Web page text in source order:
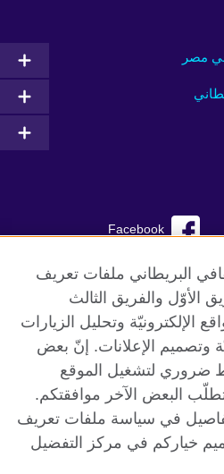
مصر
Facebook
YouTube
TikTok
العالمي
البريطاني ملفات تعريف
الأوّل والفريق الثالث
الإلكترونيّة وتحليل الزيارات
وتصميم الإعلانات. إنّ بعض
ضروري لتشغيل الموقع
البعض الآخر موافقتكم.
في سياسة ملفات تعريف
خياركم في مركز التفضيل